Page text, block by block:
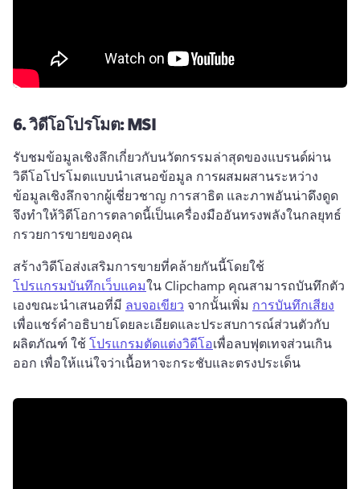
6.วิดีโอโปรโมต: MSI
รับชมข้อมูลเชิงลึกเกี่ยวกับนวัตกรรมล่าสุดของแบรนด์ผ่าน
วิดีโอโปรโมตแบบนำเสนอข้อมูล การผสมผสานระหว่าง
ข้อมูลเชิงลึกจากผู้เชี่ยวชาญ การสาธิต และภาพอันน่าดึงดูด
จึงทำให้วิดีโอการตลาดนี้เป็นเครื่องมืออันทรงพลังในกลยุทธ์
กรวยการขายของคุณ
สร้างวิดีโอส่งเสริมการขายที่คล้ายกันนี้โดยใช้
โปรแกรมบันทึกเว็บแคมใน Clipchamp คุณสามารถบันทึกตัว
เองขณะนำเสนอที่มี ลบจอเขียว จากนั้นเพิ่ม การบันทึกเสียง
เพื่อแชร์คำอธิบายโดยละเอียดและประสบการณ์ส่วนตัวกับ
ผลิตภัณฑ์ ใช้ โปรแกรมตัดแต่งวิดีโอเพื่อลบฟุตเทจส่วนเกิน
ออก เพื่อให้แน่ใจว่าเนื้อหาจะกระชับและตรงประเด็น